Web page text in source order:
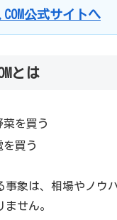
公式サイトへ
とは
菜を買う
買う
事象は、相場やノウ
せん。